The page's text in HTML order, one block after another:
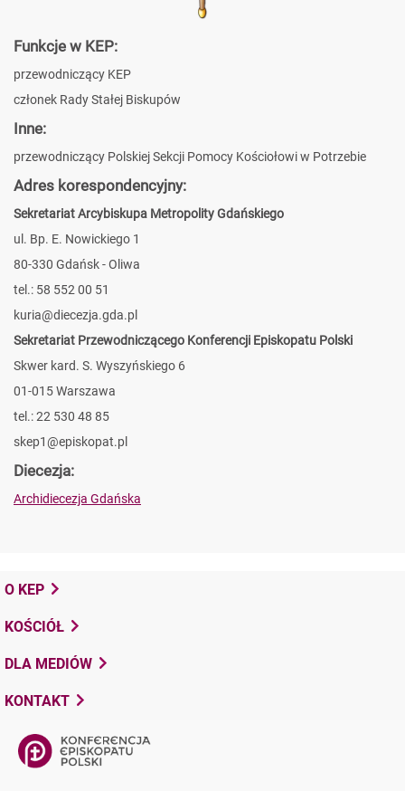
Funkcje w KEP:
przewodniczący KEP
członek Rady Stałej Biskupów
Inne:
przewodniczący Polskiej Sekcji Pomocy Kościołowi w Potrzebie
Adres korespondencyjny:
Sekretariat Arcybiskupa Metropolity Gdańskiego
ul. Bp. E. Nowickiego 1
80-330 Gdańsk - Oliwa
tel.: 58 552 00 51
kuria@diecezja.gda.pl
Sekretariat Przewodniczącego Konferencji Episkopatu Polski
Skwer kard. S. Wyszyńskiego 6
01-015 Warszawa
tel.: 22 530 48 85
skep1@episkopat.pl
Diecezja:
Archidiecezja Gdańska
O KEP
KOŚCIÓŁ
DLA MEDIÓW
KONTAKT